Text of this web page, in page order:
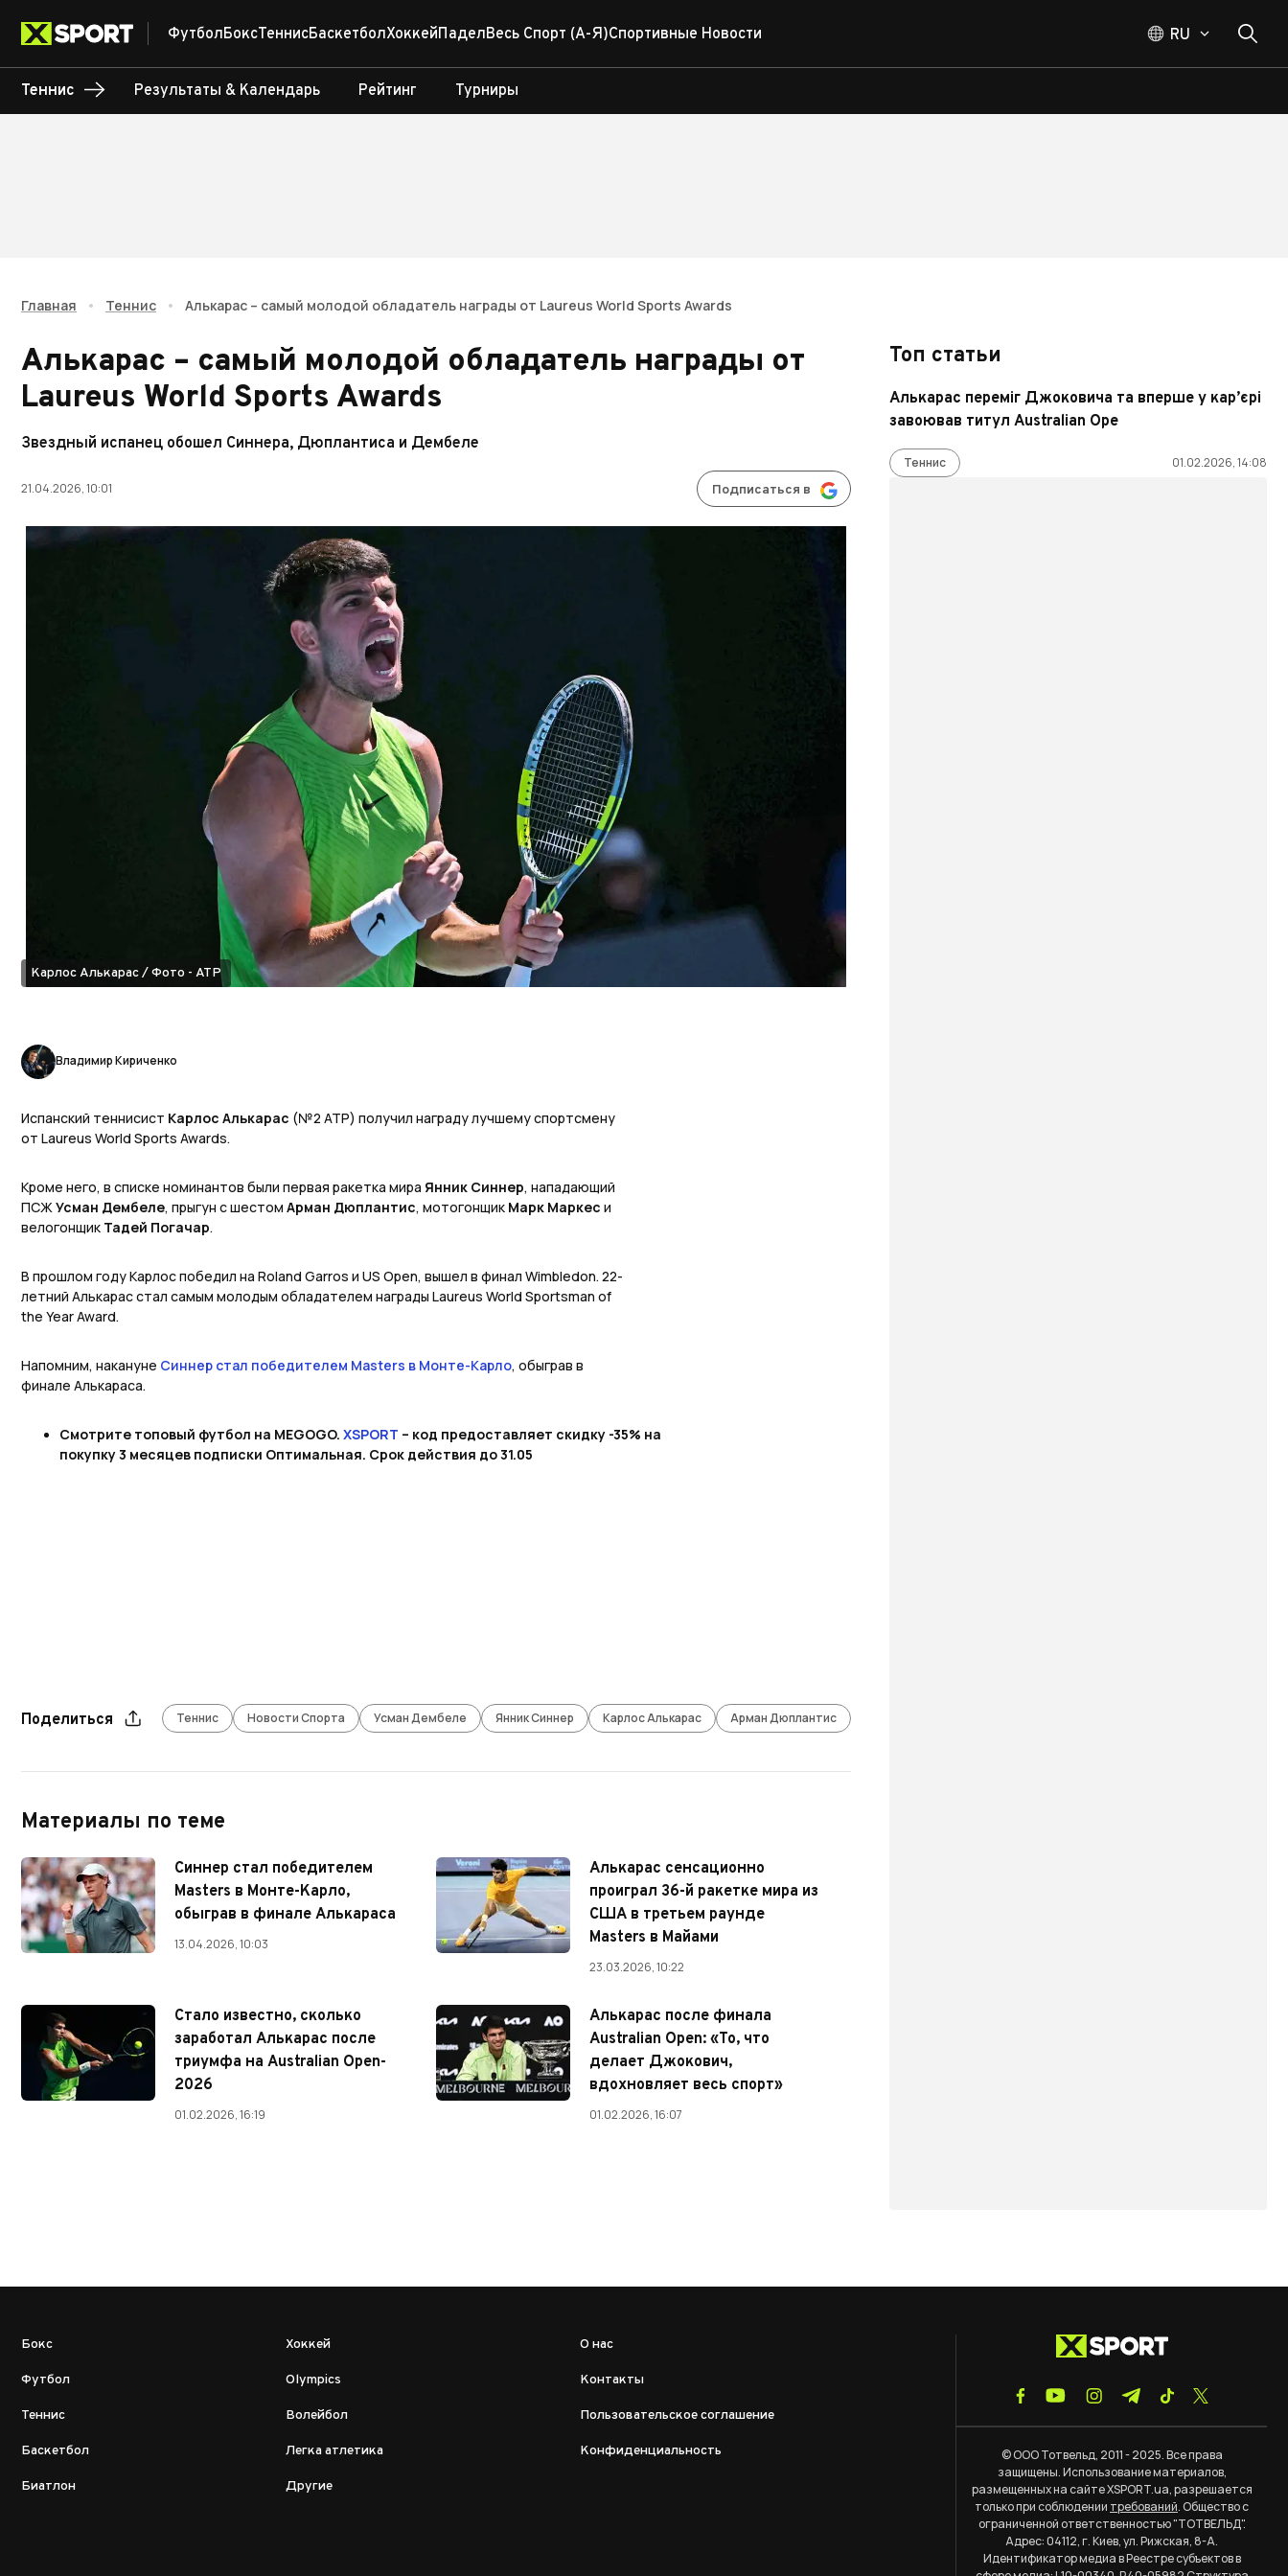
ФутболБоксТеннисБаскетболХоккейПаделВесь Спорт (А-Я)Спортивные Новости RU
Теннис Результаты & Календарь Рейтинг Турниры
Главная • Теннис • Алькарас – самый молодой обладатель награды от Laureus World Sports Awards
Алькарас – самый молодой обладатель награды от
Laureus World Sports Awards
Звездный испанец обошел Синнера, Дюплантиса и Дембеле
21.04.2026, 10:01 Подписаться в
Карлос Алькарас / Фото - ATP
Владимир Кириченко
Испанский теннисист Карлос Алькарас (№2 ATP) получил награду лучшему спортсмену
от Laureus World Sports Awards.
Кроме него, в списке номинантов были первая ракетка мира Янник Синнер, нападающий
ПСЖУсман Дембеле, прыгун с шестом Арман Дюплантис, мотогонщик Марк Маркес и
велогонщик Тадей Погачар.
В прошлом году Карлос победил на Roland Garros и US Open, вышел в финал Wimbledon. 22-
летний Алькарас стал самым молодым обладателем награды Laureus World Sportsman of
the Year Award.
Напомним, накануне Синнер стал победителем Masters в Монте-Карло, обыграв в
финале Алькараса.
Смотрите топовый футбол на MEGOGO. XSPORT – код предоставляет скидку -35% на
покупку 3 месяцев подписки Оптимальная. Срок действия до 31.05
Поделиться Теннис Новости Спорта Усман Дембеле Янник Синнер Карлос Алькарас Арман Дюплантис
Материалы по теме
Синнер стал победителем
Masters в Монте-Карло,
обыграв в финале Алькараса
13.04.2026, 10:03
Алькарас сенсационно
проиграл 36-й ракетке мира из
США в третьем раунде
Masters в Майами
23.03.2026, 10:22
Стало известно, сколько
заработал Алькарас после
триумфа на Australian Open-
2026
01.02.2026, 16:19
Алькарас после финала
Australian Open: «То, что
делает Джокович,
вдохновляет весь спорт»
01.02.2026, 16:07
Топ статьи
Алькарас переміг Джоковича та вперше у кар’єрі
завоював титул Australian Ope
Теннис 01.02.2026, 14:08
Бокс
Футбол
Теннис
Баскетбол
Биатлон
Хоккей
Olympics
Волейбол
Легка атлетика
Другие
О нас
Контакты
Пользовательское соглашение
Конфиденциальность
© ООО Тотвельд, 2011 - 2025. Все права
защищены. Использование материалов,
размещенных на сайте XSPORT.ua, разрешается
только при соблюдении требований. Общество с
ограниченной ответственностью "ТОТВЕЛЬД".
Адрес: 04112, г. Киев, ул. Рижская, 8-А.
Идентификатор медиа в Реестре субъектов в